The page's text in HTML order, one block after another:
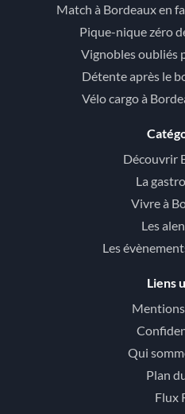
Match à Bordeaux en
Pique-nique zéro
Vignobles oubliés
Détente après le
Vélo cargo à
Découvrir
La
Vivre à
Les
Les
Liens
Qui
Plan
Flux